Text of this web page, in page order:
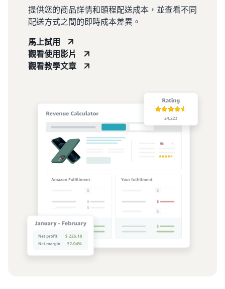
提供您的商品詳情和頭程配送成本，並查看不同
配送方式之間的即時成本差異。
馬上試用
觀看使用影片
觀看教學文章